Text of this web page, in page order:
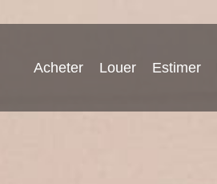
Acheter Louer Estimer